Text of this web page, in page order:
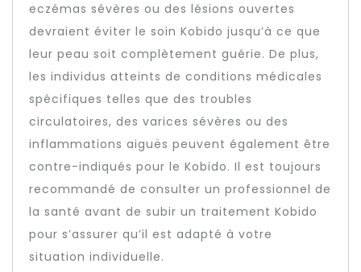
eczémas sévères ou des lésions ouvertes
devraient éviter le soin Kobido jusqu’à ce que
leur peau soit complètement guérie. De plus,
les individus atteints de conditions médicales
spécifiques telles que des troubles
circulatoires, des varices sévères ou des
inflammations aiguës peuvent également être
contre-indiqués pour le Kobido. Il est toujours
recommandé de consulter un professionnel de
la santé avant de subir un traitement Kobido
pour s’assurer qu’il est adapté à votre
situation individuelle.